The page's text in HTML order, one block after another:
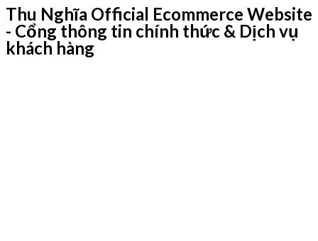
Thu Nghĩa Official Ecommerce Website
- Cổng thông tin chính thức & Dịch vụ
khách hàng